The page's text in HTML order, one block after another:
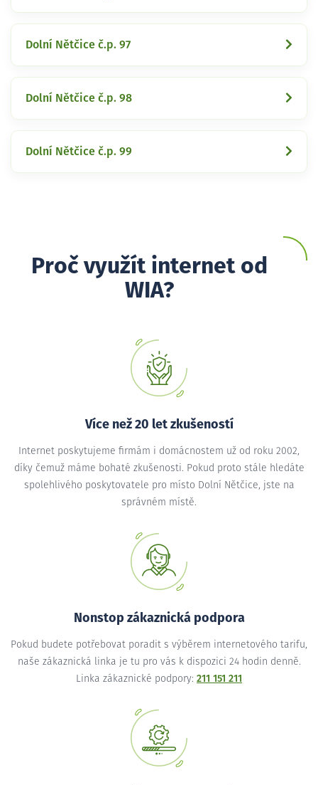
Dolní Nětčice č.p. 97
Dolní Nětčice č.p. 98
Dolní Nětčice č.p. 99
Proč využít internet od
WIA?
Více než 20 let zkušeností
Internet poskytujeme firmám i domácnostem už od roku 2002,
díky čemuž máme bohaté zkušenosti. Pokud proto stále hledáte
spolehlivého poskytovatele pro místo Dolní Nětčice, jste na
správném místě.
Nonstop zákaznická podpora
Pokud budete potřebovat poradit s výběrem internetového tarifu,
naše zákaznická linka je tu pro vás k dispozici 24 hodin denně.
Linka zákaznické podpory: 211 151 211